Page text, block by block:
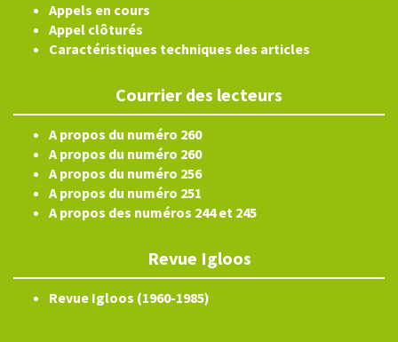
Appels en cours
Appel clôturés
Caractéristiques techniques des articles
Courrier des lecteurs
A propos du numéro 260
A propos du numéro 260
A propos du numéro 256
A propos du numéro 251
A propos des numéros 244 et 245
Revue Igloos
Revue Igloos (1960-1985)